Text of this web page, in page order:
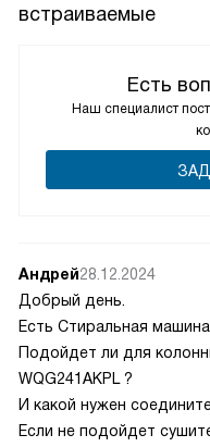
Есть и мелочи, которые
Однажды, когда к нам
быстро разогрела
поверхности и духовке
без лишней суеты. В
задачи и даёт
встраиваемые
Есть
Наш специалист
Андрей28.12.2024
Добрый день.
Есть Стиральная
Подойдет ли для
WQG241AKPL ?
И какой нужен
Если не подойдет